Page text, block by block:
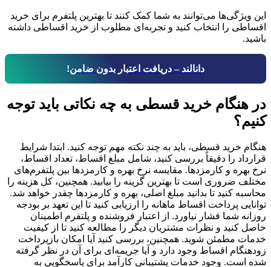
این ویژگی‌ها می‌توانند به شما کمک کنند تا بهترین پلتفرم برای خرید
اقساطی را انتخاب کنید و تجربه‌ای مطلوب از خرید اقساطی داشته
باشید.
دانالند – دریافت اعتبار بدون ضامن!
در هنگام خرید قسطی به چه نکاتی باید توجه
کنیم؟
هنگام خرید قسطی، باید به چند نکته مهم توجه کنید. ابتدا شرایط
قرارداد را دقیقاً بررسی کنید، شامل مبلغ اقساط، تعداد اقساط،
نرخ بهره و کارمزدها. مقایسه نرخ بهره و کارمزدها بین پلتفرم‌های
مختلف ضروری است تا بهترین گزینه را بیابید. همچنین، کل هزینه را
محاسبه کنید تا بدانید مبلغ اصلی، بهره و کارمزدها چقدر خواهد شد.
توانایی پرداخت اقساط ماهانه را ارزیابی کنید تا این تعهد بر بودجه
روزانه شما فشار نیاورد. از اعتبار فروشنده و پلتفرم اطمینان
حاصل کنید و نظرات مشتریان دیگر را مطالعه کنید تا از کیفیت
خدمات مطمئن شوید. همچنین، بررسی کنید آیا امکان بازپرداخت
زودهنگام اقساط وجود دارد و آیا جریمه‌ای برای آن در نظر گرفته
شده است. وجود خدمات پشتیبانی کارآمد برای پاسخگویی به